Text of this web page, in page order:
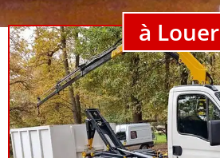
à Louer